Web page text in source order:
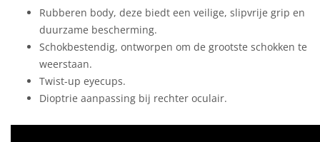
Rubberen body, deze biedt een veilige, slipvrije grip en
duurzame bescherming.
Schokbestendig, ontworpen om de grootste schokken te
weerstaan.
Twist-up eyecups.
Dioptrie aanpassing bij rechter oculair.